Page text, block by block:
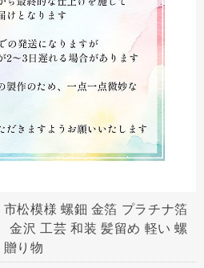
市松模様 螺鈿 金箔 プラチナ箔
金沢 工芸 和装 髪留め 軽い 螺
り物